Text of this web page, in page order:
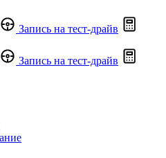
Запись на тест-драйв
Запись на тест-драйв